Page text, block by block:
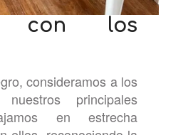
con los
consideramos a los
principales
en estrecha